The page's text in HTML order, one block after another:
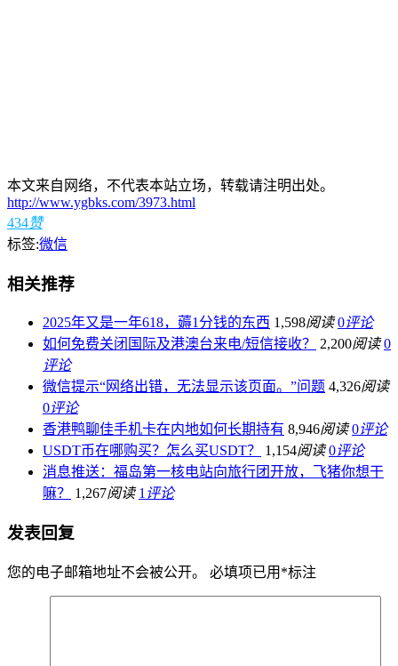
本文来自网络，不代表本站立场，转载请注明出处。
http://www.ygbks.com/3973.html
434赞
标签:微信
相关推荐
2025年又是一年618，薅1分钱的东西 1,598阅读 0评论
如何免费关闭国际及港澳台来电/短信接收？
2,200阅读 0
评论
微信提示“网络出错，无法显示该页面。”问题 4,326阅读
0评论
香港鸭聊佳手机卡在内地如何长期持有 8,946阅读 0评论
USDT币在哪购买？怎么买USDT？
1,154阅读 0评论
消息推送：福岛第一核电站向旅行团开放，飞猪你想干
嘛？
1,267阅读 1 评论
发表回复
您的电子邮箱地址不会被公开。 必填项已用 *标注